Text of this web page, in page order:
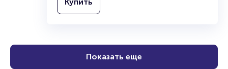
Показать еще